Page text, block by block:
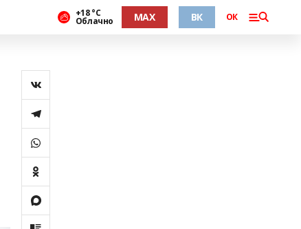
+18 °С
Облачно MAX ВК ОК